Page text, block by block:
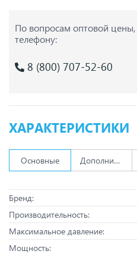
По вопросам оптовой цены,
телефону:
8 (800) 707-52-60
ХАРАКТЕРИСТИКИ
Основные Дополнительно
Бренд:
Производительность:
Максимальное давление:
Мощность: